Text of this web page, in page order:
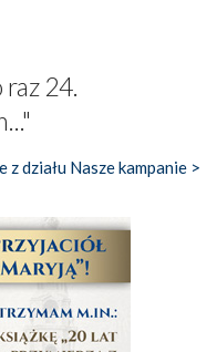
24.
z działu Nasze kampanie >